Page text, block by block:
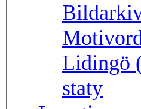
Lidingö
staty